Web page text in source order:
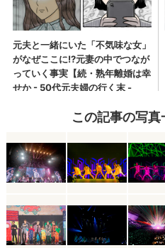
この記事の写真